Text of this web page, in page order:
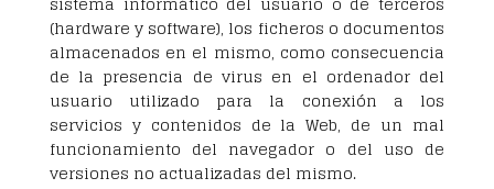
(hardware y software), los ficheros o documentos
almacenados en el mismo, como consecuencia
de la presencia de virus en el ordenador del
usuario utilizado para la conexión a los
servicios y contenidos de la Web, de un mal
funcionamiento del navegador o del uso de
versiones no actualizadas del mismo.